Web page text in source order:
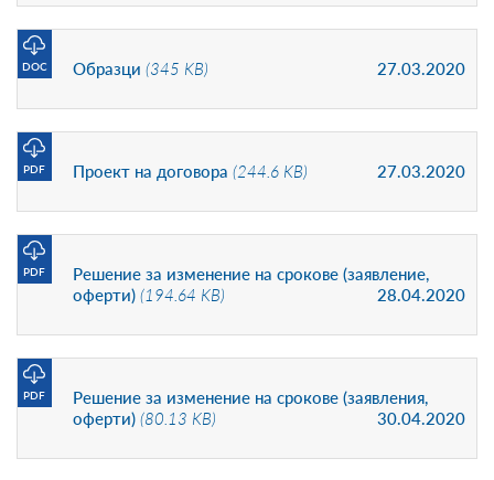
Образци (345 KB) 27.03.2020
DOC
Проект на договора (244.6 KB) 27.03.2020
PDF
Решение за изменение на срокове (заявление,
оферти) (194.64 KB) 28.04.2020
PDF
Решение за изменение на срокове (заявления,
оферти) (80.13 KB) 30.04.2020
PDF